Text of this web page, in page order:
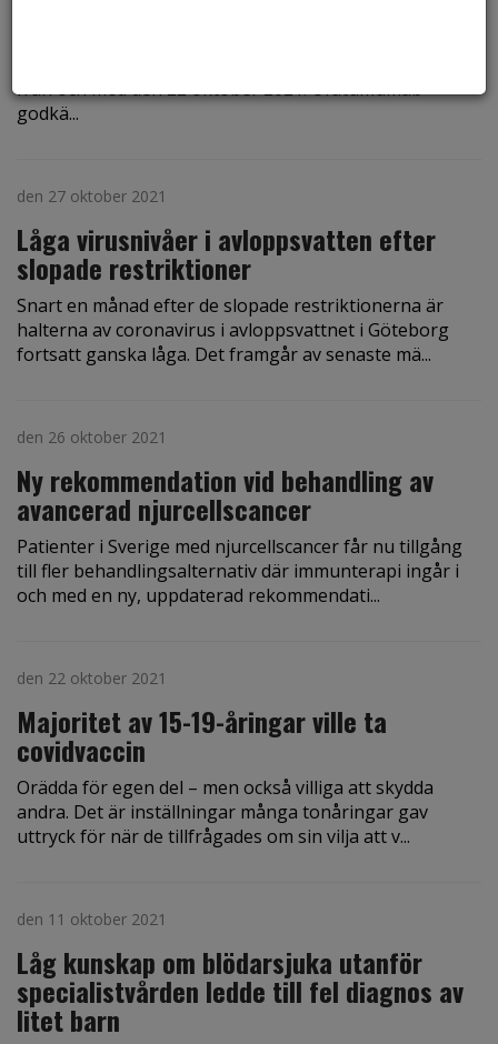
från och med den 22 oktober 2021. Ofatumumab
godkä...
den 27 oktober 2021
Låga virusnivåer i avloppsvatten efter
slopade restriktioner
Snart en månad efter de slopade restriktionerna är
halterna av coronavirus i avloppsvattnet i Göteborg
fortsatt ganska låga. Det framgår av senaste mä...
den 26 oktober 2021
Ny rekommendation vid behandling av
avancerad njurcellscancer
Patienter i Sverige med njurcellscancer får nu tillgång
till fler behandlingsalternativ där immunterapi ingår i
och med en ny, uppdaterad rekommendati...
den 22 oktober 2021
Majoritet av 15-19-åringar ville ta
covidvaccin
Orädda för egen del – men också villiga att skydda
andra. Det är inställningar många tonåringar gav
uttryck för när de tillfrågades om sin vilja att v...
den 11 oktober 2021
Låg kunskap om blödarsjuka utanför
specialistvården ledde till fel diagnos av
litet barn